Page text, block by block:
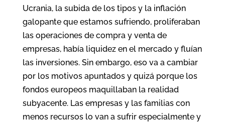
Ucrania, la subida de los tipos y la inflación
galopante que estamos sufriendo, proliferaban
las operaciones de compra y venta de
empresas, había liquidez en el mercado y fluían
las inversiones. Sin embargo, eso va a cambiar
por los motivos apuntados y quizá porque los
fondos europeos maquillaban la realidad
subyacente. Las empresas y las familias con
menos recursos lo van a sufrir especialmente y